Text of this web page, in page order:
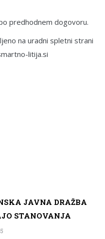
predhodnem dogo­voru.
na uradni spletni strani
litija.si
JAVNA DRAŽBA
STANOVANJA